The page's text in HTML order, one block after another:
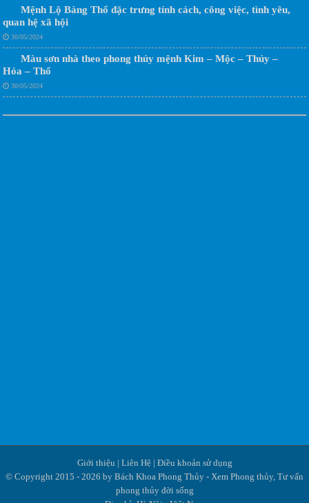
Mệnh Lộ Bàng Thổ đặc trưng tính cách, công việc, tình yêu,
quan hệ xã hội
30/05/2024
Màu sơn nhà theo phong thủy mệnh Kim – Mộc – Thủy –
Hỏa – Thổ
30/05/2024
Giới thiệu | Liên Hệ| Điều khoản sử dụng
© Copyright 2015 - 2026 by Bách Khoa Phong Thủy - Xem Phong thủy, Tư vấn
phong thủy đời sống